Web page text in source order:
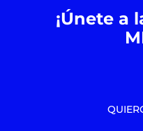
¡Únete a